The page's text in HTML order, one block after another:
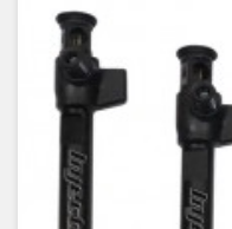
Nuovo Usato 4